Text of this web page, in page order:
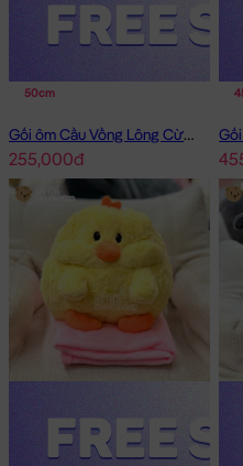
50cm
Gối ôm Cầu Vồng Lông Cừu Sky Babies
255,000đ